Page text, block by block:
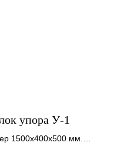
упора У-1
1500х400х500 мм.